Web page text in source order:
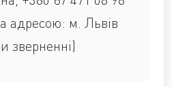
адресою: м. Львів
зверненні)